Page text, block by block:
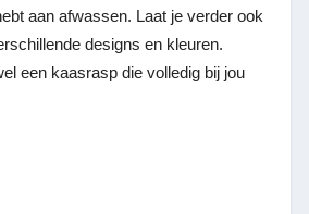
aan afwassen. Laat je verder ook
designs en kleuren.
een kaasrasp die volledig bij jou